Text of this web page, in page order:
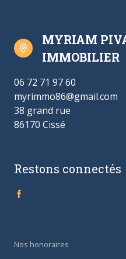
MYRIAM
IMMOBILIER
06 72 71 97 60
myrimmo86@gmail.com
38 grand rue
86170 Cissé
Restons connectés
Nos honoraires